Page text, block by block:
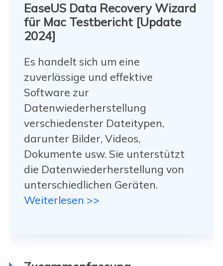
EaseUS Data Recovery Wizard
für Mac Testbericht [Update
2024]
Es handelt sich um eine
zuverlässige und effektive
Software zur
Datenwiederherstellung
verschiedenster Dateitypen,
darunter Bilder, Videos,
Dokumente usw. Sie unterstützt
die Datenwiederherstellung von
unterschiedlichen Geräten.
Weiterlesen >>